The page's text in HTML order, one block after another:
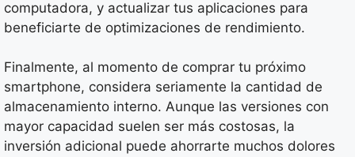
computadora, y actualizar tus aplicaciones para
beneficiarte de optimizaciones de rendimiento.
Finalmente, al momento de comprar tu próximo
smartphone, considera seriamente la cantidad de
almacenamiento interno. Aunque las versiones con
mayor capacidad suelen ser más costosas, la
inversión adicional puede ahorrarte muchos dolores